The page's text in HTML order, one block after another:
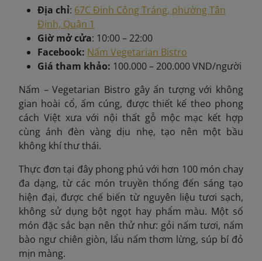
Địa chỉ: 67C Đinh Công Tráng, phường Tân
Định, Quận 1
Giờ mở cửa: 10:00 – 22:00
Facebook: Nấm Vegetarian Bistro
Giá tham khảo: 100.000 – 200.000 VND/người
Nấm – Vegetarian Bistro gây ấn tượng với không
gian hoài cổ, ấm cúng, được thiết kế theo phong
cách Việt xưa với nội thất gỗ mộc mạc kết hợp
cùng ánh đèn vàng dịu nhẹ, tạo nên một bầu
không khí thư thái.
Thực đơn tại đây phong phú với hơn 100 món chay
đa dạng, từ các món truyền thống đến sáng tạo
hiện đại, được chế biến từ nguyên liệu tươi sạch,
không sử dụng bột ngọt hay phẩm màu. Một số
món đặc sắc bạn nên thử như: gỏi nấm tươi, nấm
bào ngư chiên giòn, lẩu nấm thơm lừng, súp bí đỏ
mịn màng.